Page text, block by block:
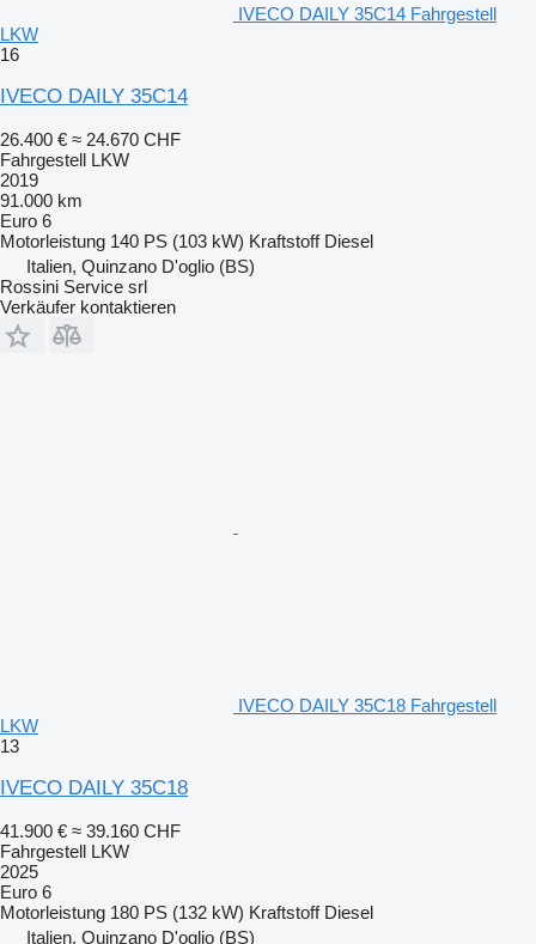
IVECO DAILY 35C14 Fahrgestell
LKW
16
IVECO DAILY 35C14
26.400 € ≈ 24.670 CHF
Fahrgestell LKW
2019
91.000 km
Euro 6
Motorleistung 140 PS (103 kW) Kraftstoff Diesel
Italien, Quinzano D'oglio (BS)
Rossini Service srl
Verkäufer kontaktieren
IVECO DAILY 35C18 Fahrgestell
LKW
13
IVECO DAILY 35C18
41.900 € ≈ 39.160 CHF
Fahrgestell LKW
2025
Euro 6
Motorleistung 180 PS (132 kW) Kraftstoff Diesel
Italien, Quinzano D'oglio (BS)